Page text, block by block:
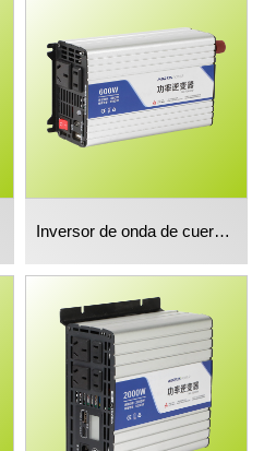
Inversor de onda de cuerda corregido de 600W